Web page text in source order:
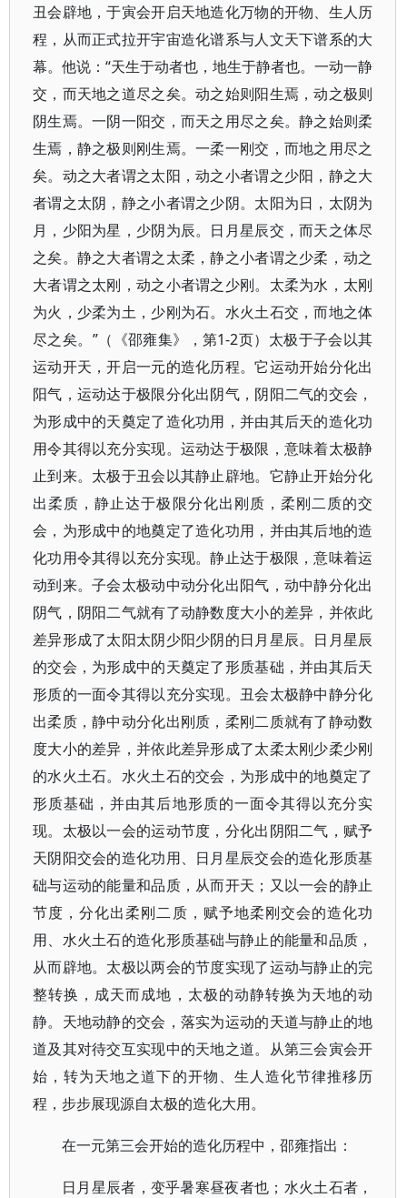
丑会辟地，于寅会开启天地造化万物的开物、生人历
程，从而正式拉开宇宙造化谱系与人文天下谱系的大
幕。他说：“天生于动者也，地生于静者也。一动一静
交，而天地之道尽之矣。动之始则阳生焉，动之极则
阴生焉。一阴一阳交，而天之用尽之矣。静之始则柔
生焉，静之极则刚生焉。一柔一刚交，而地之用尽之
矣。动之大者谓之太阳，动之小者谓之少阳，静之大
者谓之太阴，静之小者谓之少阴。太阳为日，太阴为
月，少阳为星，少阴为辰。日月星辰交，而天之体尽
之矣。静之大者谓之太柔，静之小者谓之少柔，动之
大者谓之太刚，动之小者谓之少刚。太柔为水，太刚
为火，少柔为土，少刚为石。水火土石交，而地之体
尽之矣。”（《邵雍集》，第1-2页）太极于子会以其
运动开天，开启一元的造化历程。它运动开始分化出
阳气，运动达于极限分化出阴气，阴阳二气的交会，
为形成中的天奠定了造化功用，并由其后天的造化功
用令其得以充分实现。运动达于极限，意味着太极静
止到来。太极于丑会以其静止辟地。它静止开始分化
出柔质，静止达于极限分化出刚质，柔刚二质的交
会，为形成中的地奠定了造化功用，并由其后地的造
化功用令其得以充分实现。静止达于极限，意味着运
动到来。子会太极动中动分化出阳气，动中静分化出
阴气，阴阳二气就有了动静数度大小的差异，并依此
差异形成了太阳太阴少阳少阴的日月星辰。日月星辰
的交会，为形成中的天奠定了形质基础，并由其后天
形质的一面令其得以充分实现。丑会太极静中静分化
出柔质，静中动分化出刚质，柔刚二质就有了静动数
度大小的差异，并依此差异形成了太柔太刚少柔少刚
的水火土石。水火土石的交会，为形成中的地奠定了
形质基础，并由其后地形质的一面令其得以充分实
现。太极以一会的运动节度，分化出阴阳二气，赋予
天阴阳交会的造化功用、日月星辰交会的造化形质基
础与运动的能量和品质，从而开天；又以一会的静止
节度，分化出柔刚二质，赋予地柔刚交会的造化功
用、水火土石的造化形质基础与静止的能量和品质，
从而辟地。太极以两会的节度实现了运动与静止的完
整转换，成天而成地，太极的动静转换为天地的动
静。天地动静的交会，落实为运动的天道与静止的地
道及其对待交互实现中的天地之道。从第三会寅会开
始，转为天地之道下的开物、生人造化节律推移历
程，步步展现源自太极的造化大用。
在一元第三会开始的造化历程中，邵雍指出：
日月星辰者，变乎暑寒昼夜者也；水火土石者，